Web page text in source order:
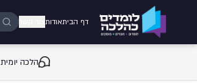
דילוג לתוכן המרכזי
דף הביתאודות צור קשר
הלכה יומית